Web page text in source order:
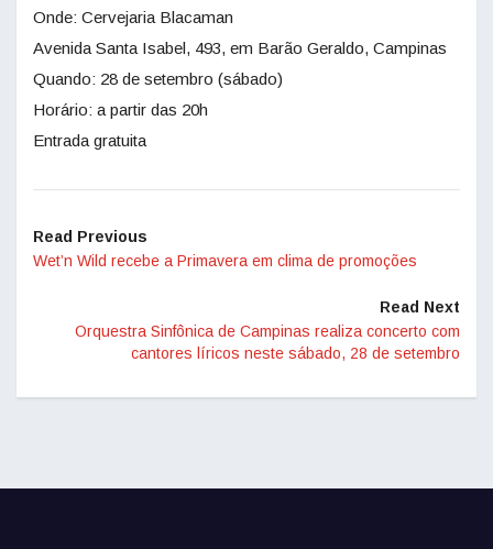
Onde: Cervejaria Blacaman
Avenida Santa Isabel, 493, em Barão Geraldo, Campinas
Quando: 28 de setembro (sábado)
Horário: a partir das 20h
Entrada gratuita
Read Previous
Wet’n Wild recebe a Primavera em clima de promoções
Read Next
Orquestra Sinfônica de Campinas realiza concerto com
cantores líricos neste sábado, 28 de setembro